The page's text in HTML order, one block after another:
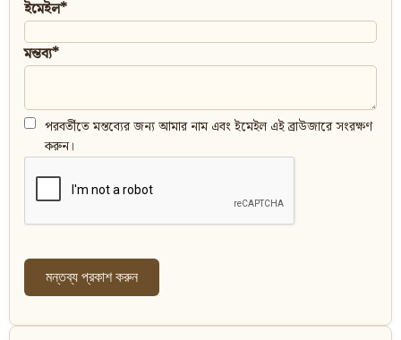
ইমেইল*
মন্তব্য*
পরবর্তীতে মন্তব্যের জন্য আমার নাম এবং ইমেইল এই ব্রাউজারে সংরক্ষণ
করুন।